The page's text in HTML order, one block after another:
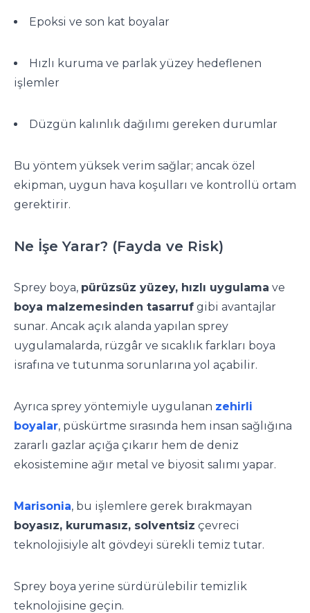
Epoksi ve son kat boyalar
Hızlı kuruma ve parlak yüzey hedeflenen
işlemler
Düzgün kalınlık dağılımı gereken durumlar
Bu yöntem yüksek verim sağlar; ancak özel
ekipman, uygun hava koşulları ve kontrollü ortam
gerektirir.
Ne İşe Yarar? (Fayda ve Risk)
Sprey boya, pürüzsüz yüzey, hızlı uygulama ve
boya malzemesinden tasarruf gibi avantajlar
sunar. Ancak açık alanda yapılan sprey
uygulamalarda, rüzgâr ve sıcaklık farkları boya
israfına ve tutunma sorunlarına yol açabilir.
Ayrıca sprey yöntemiyle uygulanan zehirli
boyalar, püskürtme sırasında hem insan sağlığına
zararlı gazlar açığa çıkarır hem de deniz
ekosistemine ağır metal ve biyosit salımı yapar.
Marisonia, bu işlemlere gerek bırakmayan
boyasız, kurumasız, solventsiz çevreci
teknolojisiyle alt gövdeyi sürekli temiz tutar.
Sprey boya yerine sürdürülebilir temizlik
teknolojisine geçin.